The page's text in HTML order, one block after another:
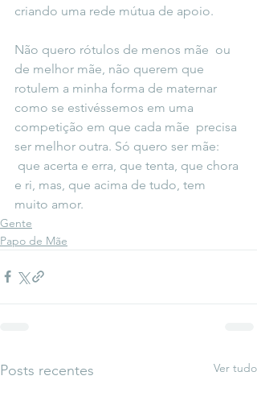
criando uma rede mútua de apoio.
Não quero rótulos de menos mãe  ou
de melhor mãe, não querem que
rotulem a minha forma de maternar
como se estivéssemos em uma
competição em que cada mãe  precisa
ser melhor outra. Só quero ser mãe:
que acerta e erra, que tenta, que chora
e ri, mas, que acima de tudo, tem
muito amor.
Gente
Papo de Mãe
Posts recentes Ver tudo